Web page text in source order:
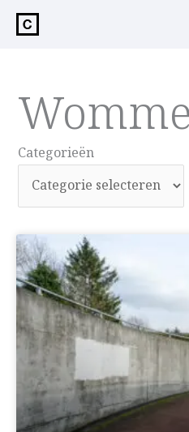
inhoud
Categorieën
Categorieën